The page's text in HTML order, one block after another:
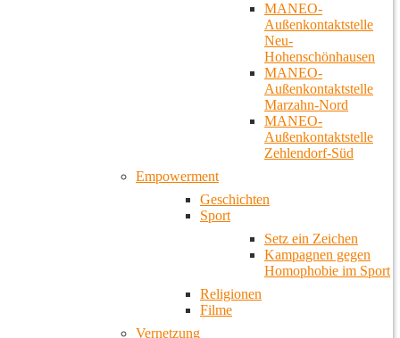
MANEO-
Außenkontaktstelle
Neu-
Hohenschönhausen
MANEO-
Außenkontaktstelle
Marzahn-Nord
MANEO-
Außenkontaktstelle
Zehlendorf-Süd
Empowerment
Geschichten
Sport
Setz ein Zeichen
Kampagnen gegen
Homophobie im Sport
Religionen
Filme
Vernetzung